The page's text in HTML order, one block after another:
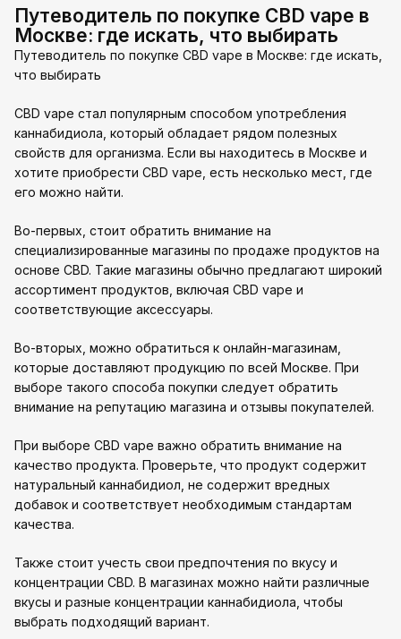
Путеводитель по покупке CBD vape в
Москве: где искать, что выбирать
Путеводитель по покупке CBD vape в Москве: где искать,
что выбирать
CBD vape стал популярным способом употребления
каннабидиола, который обладает рядом полезных
свойств для организма. Если вы находитесь в Москве и
хотите приобрести CBD vape, есть несколько мест, где
его можно найти.
Во-первых, стоит обратить внимание на
специализированные магазины по продаже продуктов на
основе CBD. Такие магазины обычно предлагают широкий
ассортимент продуктов, включая CBD vape и
соответствующие аксессуары.
Во-вторых, можно обратиться к онлайн-магазинам,
которые доставляют продукцию по всей Москве. При
выборе такого способа покупки следует обратить
внимание на репутацию магазина и отзывы покупателей.
При выборе CBD vape важно обратить внимание на
качество продукта. Проверьте, что продукт содержит
натуральный каннабидиол, не содержит вредных
добавок и соответствует необходимым стандартам
качества.
Также стоит учесть свои предпочтения по вкусу и
концентрации CBD. В магазинах можно найти различные
вкусы и разные концентрации каннабидиола, чтобы
выбрать подходящий вариант.